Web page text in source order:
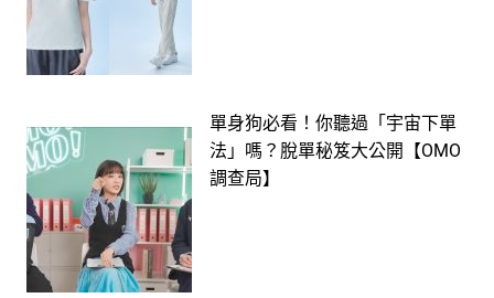
單身狗必看！你聽過「宇宙下單
法」嗎？脫單秘笈大公開【OMO
調查局】